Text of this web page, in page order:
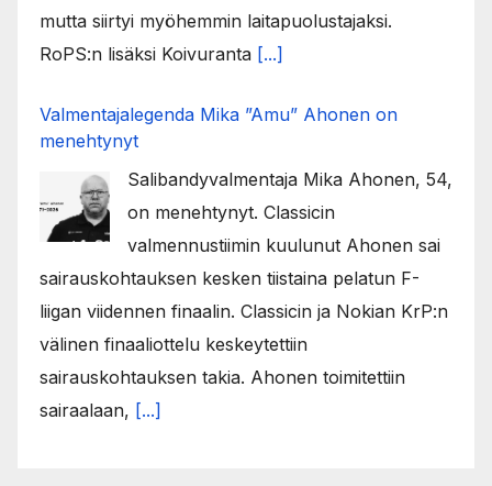
mutta siirtyi myöhemmin laitapuolustajaksi.
RoPS:n lisäksi Koivuranta [...]
Valmentajalegenda Mika ”Amu” Ahonen on
menehtynyt
Salibandyvalmentaja Mika Ahonen, 54,
on menehtynyt. Classicin
valmennustiimin kuulunut Ahonen sai
sairauskohtauksen kesken tiistaina pelatun F-
liigan viidennen finaalin. Classicin ja Nokian KrP:n
välinen finaaliottelu keskeytettiin
sairauskohtauksen takia. Ahonen toimitettiin
sairaalaan, [...]